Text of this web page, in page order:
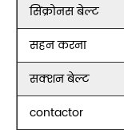
सिंक्रोनस बेल्ट
सहन करना
सक्शन बेल्ट
contactor